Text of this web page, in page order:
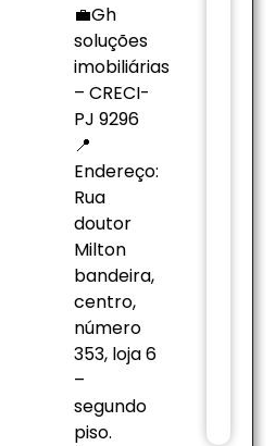
💼Gh
soluções
imobiliárias
– CRECI-
PJ 9296
📍
Endereço:
Rua
doutor
Milton
bandeira,
centro,
número
353, loja 6
–
segundo
piso.